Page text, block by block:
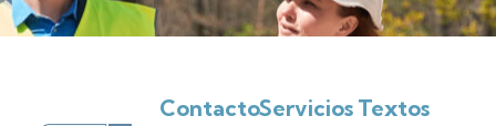
ContactoServicios Textos